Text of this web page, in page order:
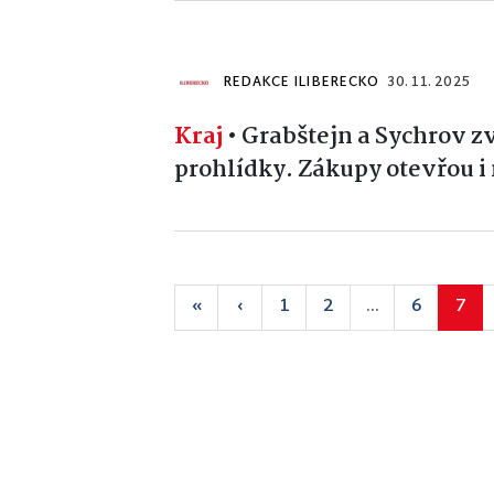
REDAKCE ILIBERECKO 30. 11. 2025
Kraj • Grabštejn a Sychrov
prohlídky. Zákupy otevřou i
« ‹ 1 2 ... 6 7